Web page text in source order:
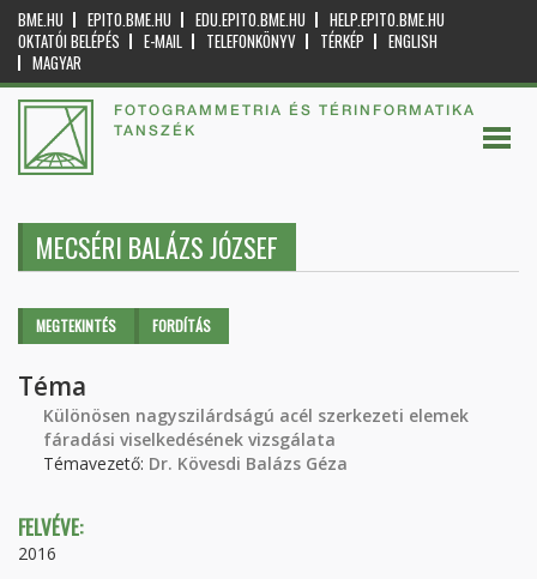
BME.HU EPITO.BME.HU EDU.EPITO.BME.HU
HELP.EPITO.BME.HU
OKTATÓI BELÉPÉS
E-MAIL TELEFONKÖNYV TÉRKÉP
ENGLISH
MAGYAR
FOTOGRAMMETRIA ÉS TÉRINFORMATIKA
TANSZÉK
MECSÉRI BALÁZS JÓZSEF
Elsődleges fülek
MEGTEKINTÉS (AKTÍVFORDÍTÁS
Téma
Különösen nagyszilárdságú acél szerkezeti elemek
fáradási viselkedésének vizsgálata
Témavezető: Dr. Kövesdi Balázs Géza
FELVÉVE:
2016